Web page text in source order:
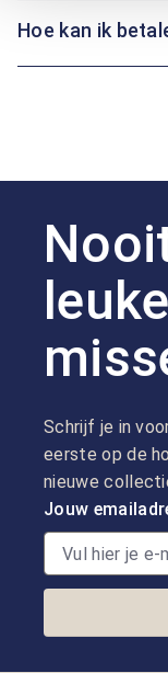
Hoe kan ik
Schrijf je in
eerste op de
nieuwe
Jouw